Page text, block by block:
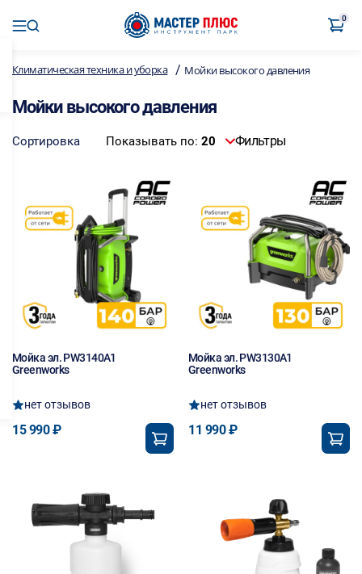
0
Климатическая техника и уборка / Мойки высокого давления
Мойки высокого давления
Сортировка Показывать по: 20 Фильтры
Мойка эл. PW3140A1
Greenworks
нет отзывов
15 990 ₽
Мойка эл. PW3130A1
Greenworks
нет отзывов
11 990 ₽